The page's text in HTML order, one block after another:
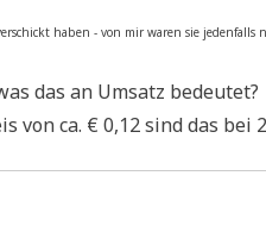
haben - von mir waren sie jeden­falls
das an Umsatz bedeutet?
von ca. € 0,12 sind das